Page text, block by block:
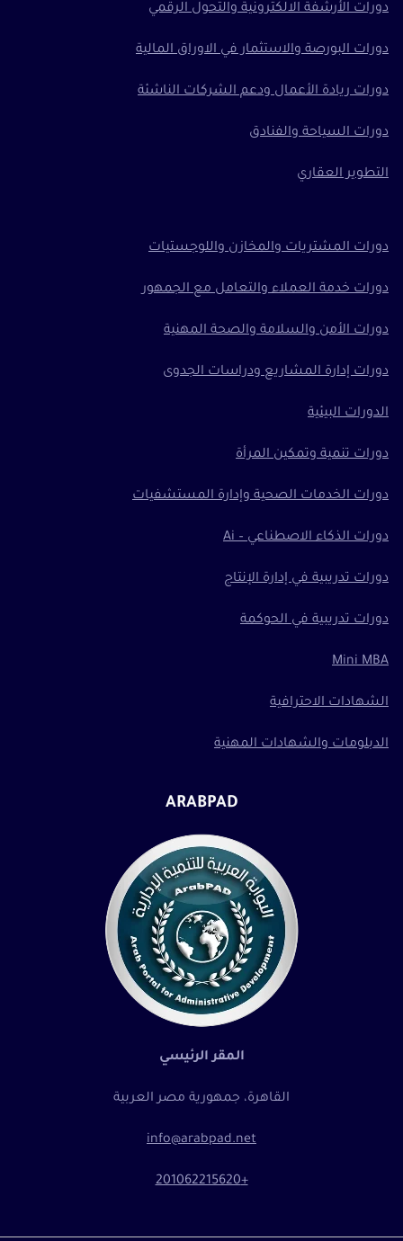
دورات الأرشفة الالكترونية والتحول الرقمي
دورات البورصة والاستثمار في الاوراق المالية
دورات ريادة الأعمال ودعم الشركات الناشئة
دورات السياحة والفنادق
التطوير العقاري
دورات المشتريات والمخازن واللوجستيات
دورات خدمة العملاء والتعامل مع الجمهور
دورات الأمن والسلامة والصحة المهنية
دورات إدارة المشاريع ودراسات الجدوى
الدورات البيئية
دورات تنمية وتمكين المرأة
دورات الخدمات الصحية وإدارة المستشفيات
دورات الذكاء الاصطناعي – Ai
دورات تدريبية في إدارة الإنتاج
دورات تدريبية في الحوكمة
Mini MBA
الشهادات الاحترافية
الدبلومات والشهادات المهنية
ARABPAD
المقر الرئيسي
القاهرة، جمهورية مصر العربية
info@arabpad.net
+201062215620